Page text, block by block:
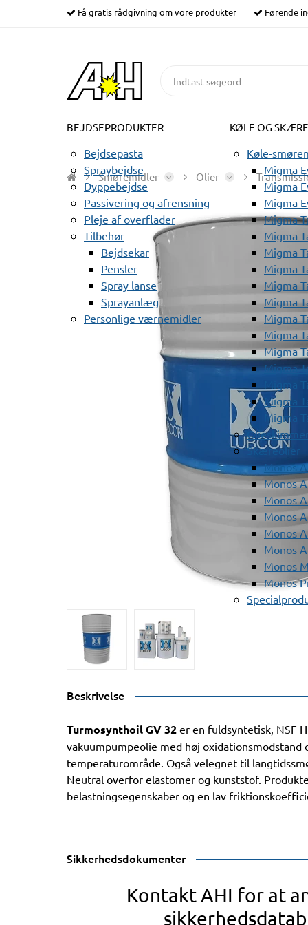
Få gratis rådgivning om vore produkter Førende
BEJDSEPRODUKTER
Bejdsepasta
Spraybejdse
Dyppebejdse
Passivering og afrensning
Pleje af overflader
Tilbehør
Bejdsekar
Pensler
Spray lanse
Sprayanlæg
Personlige værnemidler
KØLE OG
Køle-
Migma
Migma
Migma
Migma
Migma
Migma
Migma
Migma
Migma
Migma
Migma
Migma
Migma
Migma
Migma
Migma
Olieskimmer
Skæreolier
Monos
Monos
Monos
Monos
Monos
Monos
Monos
Monos
Smøremidler Olier
Beskrivelse
Turmosynthoil GV 32 er en fuldsyntetisk, NSF
vakuumpumpeolie med høj oxidationsmodstand
temperaturområde. Også velegnet til
Neutral overfor elastomer og kunststof.
belastningsegenskaber og en lav
Sikkerhedsdokumenter
Kontakt AHI for at